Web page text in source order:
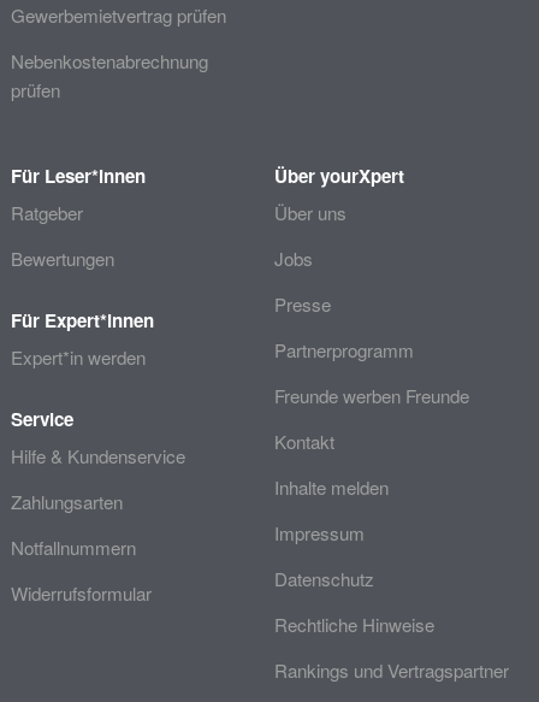
Gewerbemietvertrag prüfen
Nebenkostenabrechnung
prüfen
Für Leser*innen
Ratgeber
Bewertungen
Für Expert*innen
Expert*in werden
Service
Hilfe & Kundenservice
Zahlungsarten
Notfallnummern
Widerrufsformular
Über yourXpert
Über uns
Jobs
Presse
Partnerprogramm
Freunde werben Freunde
Kontakt
Inhalte melden
Impressum
Datenschutz
Rechtliche Hinweise
Rankings und Vertragspartner